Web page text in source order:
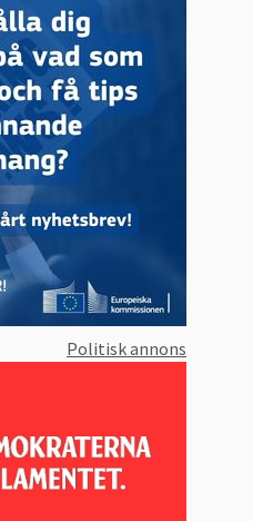
Politisk annons